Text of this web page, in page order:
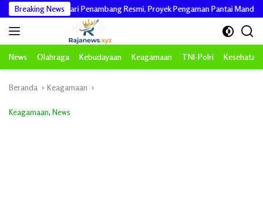
Langsung
ke
konten
Breaking News
dari Penambang Resmi, Proyek Pengaman Pantai Mandiri Sejati
News Olahraga Kebudayaan Keagamaan TNI-Polri Kesehatan
Beranda Keagamaan
Keagamaan, News